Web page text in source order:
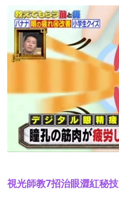
視光師教7招治眼澀紅秘技